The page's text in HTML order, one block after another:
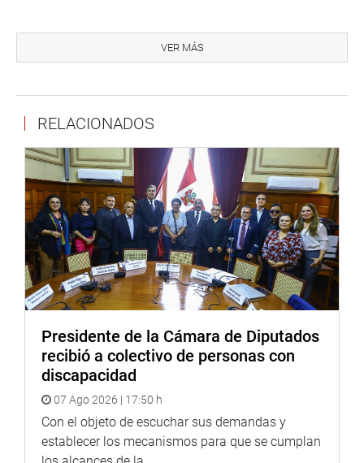
Perú, aprueba la política de gestión de recursos humanos
que comprende su planificación, organización interna,
humanas, en el marco de las normas del régimen laboral
También, precisa que por resolución del Superintendente
de Banca, Seguros y Administradoras Privadas de Fondo
de Pensiones, aprueba la política de gestión de recursos
humanos que comprende su planificación, organización
interna, régimen disciplinario, así como la gestión del
empleo, rendimiento, compensaciones, capacitación y
relaciones humanas, en el marco de las normas del
régimen laboral de la actividad privada.
El sustento del dictamen estuvo a cargo de la presidenta
de la Comisión de Economía, Banca, Finanzas e
Inteligencia Financiera, Mercedes Aráoz, quien dijo que de
acuerdo a las normas constitucionales y el bloque de
constitucionalidad, en el caso del BCR y SBS, el régimen
laboral de sus trabajadores no es el régimen general del
VER MÁS
RELACIONADOS
Presidente de la Cámara de Diputados
recibió a colectivo de personas con
discapacidad
07 Ago 2026 | 17:50 h
Con el objeto de escuchar sus demandas y
establecer los mecanismos para que se cumplan